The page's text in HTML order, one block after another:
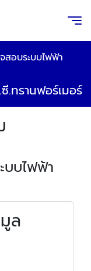
สอบระบบไฟฟ้า
.ทรานฟอร์เมอร์
บบไฟฟ้า
ล